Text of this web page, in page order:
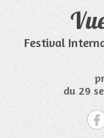
Festival
du 29